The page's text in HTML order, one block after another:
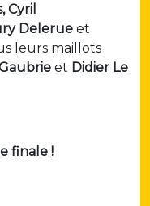
Cyril
Delerue et
leurs maillots
et Didier Le
finale !